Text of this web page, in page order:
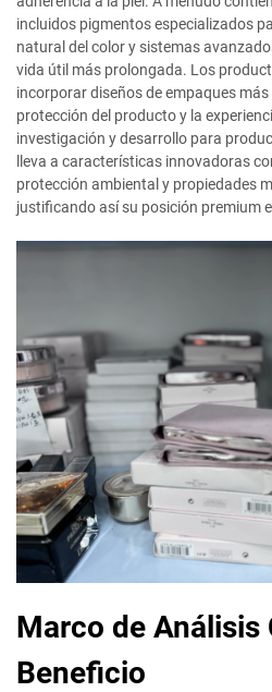
incluidos pigmentos especializados
natural del color y sistemas
vida útil más prolongada. Los
incorporar diseños de empaques
protección del producto y la
investigación y desarrollo para
lleva a características innovadoras
protección ambiental y propiedades
justificando así su posición premium
Marco de Análisis
Beneficio